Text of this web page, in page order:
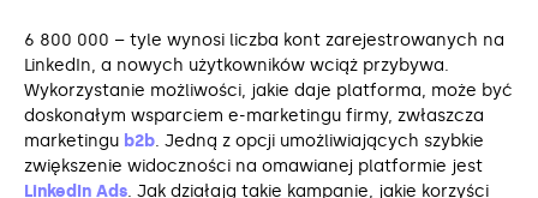
6 800 000 – tyle wynosi liczba kont zarejestrowanych na
LinkedIn, a nowych użytkowników wciąż przybywa.
Wykorzystanie możliwości, jakie daje platforma, może być
doskonałym wsparciem e-marketingu firmy, zwłaszcza
marketingu b2b. Jedną z opcji umożliwiających szybkie
zwiększenie widoczności na omawianej platformie jest
LinkedIn Ads. Jak działają takie kampanie, jakie korzyści